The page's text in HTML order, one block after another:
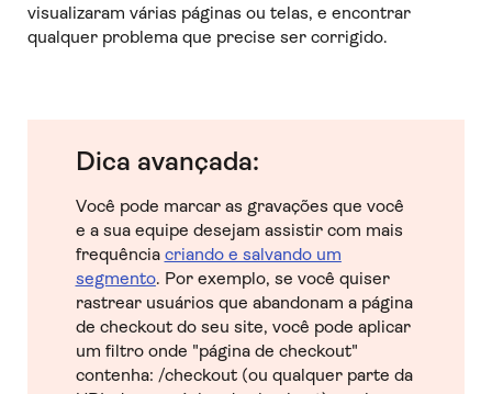
visualizaram várias páginas ou telas, e encontrar
qualquer problema que precise ser corrigido.
Dica avançada:
Você pode marcar as gravações que você
e a sua equipe desejam assistir com mais
frequência criando e salvando um
segmento. Por exemplo, se você quiser
rastrear usuários que abandonam a página
de checkout do seu site, você pode aplicar
um filtro onde "página de checkout"
contenha: /checkout (ou qualquer parte da